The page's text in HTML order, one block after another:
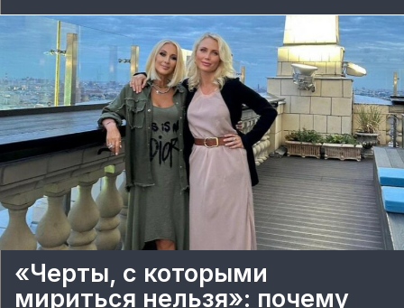
«Черты, с которыми
мириться нельзя»: почему